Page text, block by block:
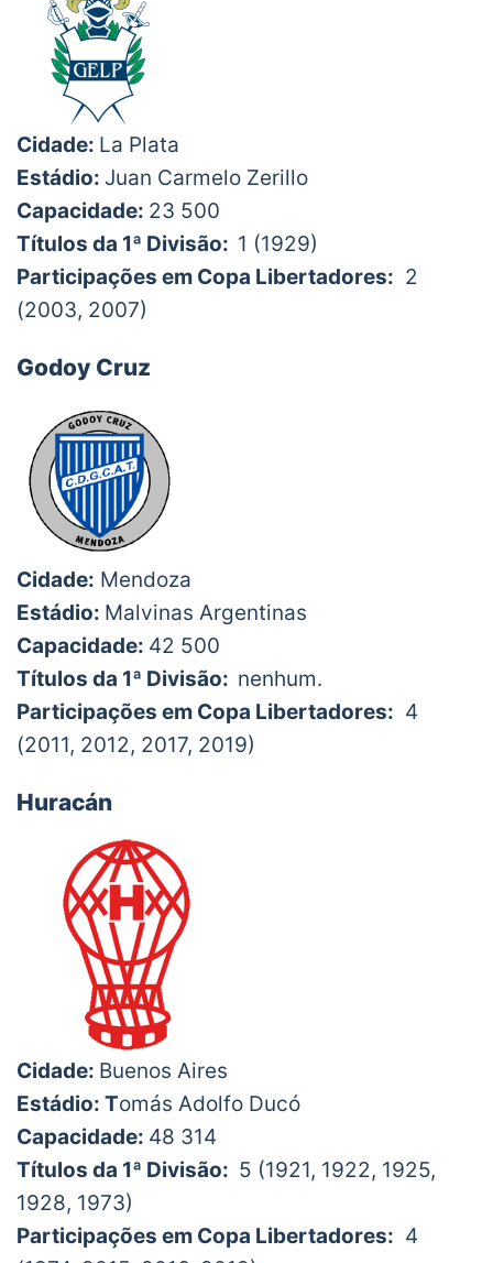
Cidade: La Plata
Estádio: Juan Carmelo Zerillo
Capacidade: 23 500
Títulos da 1ª Divisão: 1 (1929)
Participações em Copa Libertadores: 2
(2003, 2007)
Godoy Cruz
Cidade: Mendoza
Estádio: Malvinas Argentinas
Capacidade: 42 500
Títulos da 1ª Divisão: nenhum.
Participações em Copa Libertadores: 4
(2011, 2012, 2017, 2019)
Huracán
Cidade: Buenos Aires
Estádio: Tomás Adolfo Ducó
Capacidade: 48 314
Títulos da 1ª Divisão: 5 (1921, 1922, 1925,
1928, 1973)
Participações em Copa Libertadores: 4